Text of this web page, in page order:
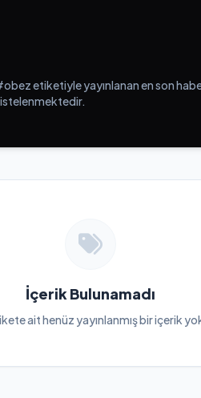
etiketiyle yayınlanan en son
İçerik Bulunamadı
ait henüz yayınlanmış bir içerik